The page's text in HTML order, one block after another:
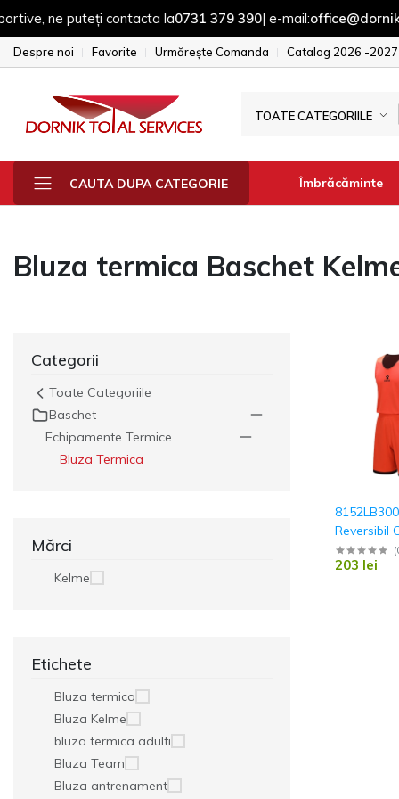
ne puteți contacta la0731 379 390| e-mail:office@dornik.ro
Despre noi Favorite Urmărește Comanda Catalog 2026 -2027
TOATE CATEGORIILE
CAUTA DUPA CATEGORIE Îmbrăcăminte
Fesuri - sepci -
Geci & Jacheta
Geaca scurta
Geaca lunga
Bluza termica Baschet
Categorii
Toate Categoriile
Baschet
Echipamente Termice
Bluza Termica
Mărci
Kelme
Etichete
Bluza termica
Bluza Kelme
bluza termica adulti
Bluza Team
Bluza antrenament
Reversibil
Forward
(
203 lei